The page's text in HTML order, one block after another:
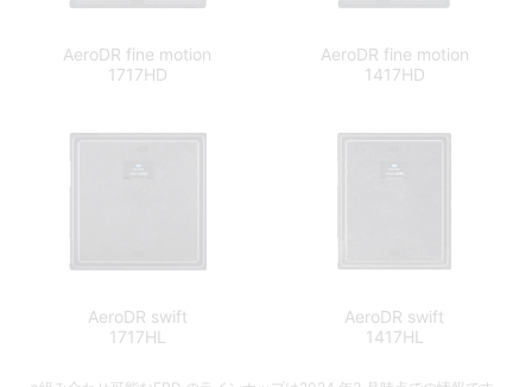
AeroDR fine motion
1717HD
AeroDR fine motion
1417HD
AeroDR swift
1717HL
AeroDR swift
1417HL